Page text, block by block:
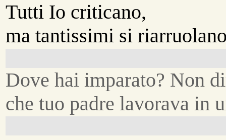
Tutti Io criticano,
ma tantissimi si
Dove hai imparato? Non
che tuo padre lavorava in